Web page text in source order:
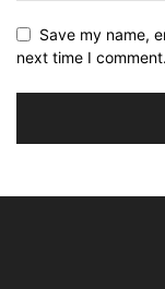
Save my name,
next time I comment.